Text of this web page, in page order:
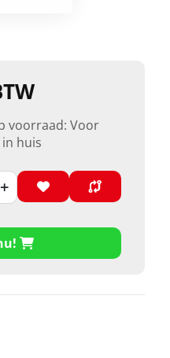
voorraad: Voor
huis
+